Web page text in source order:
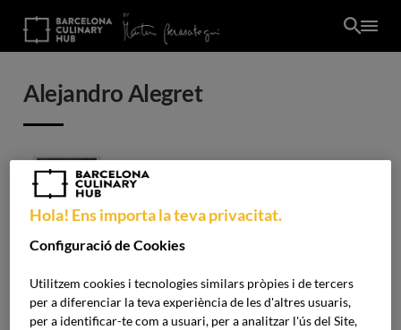
main
Alejandro Alegret
Imatge
d'estratègia
comercial i
distribució al sector
HORECA
Hola! Ens importa la teva privacitat.
Configuració de Cookies
Utilitzem cookies i tecnologies similars pròpies i de tercers
per a diferenciar la teva experiència de les d'altres usuaris,
per a identificar-te com a usuari, per a analitzar l'ús del Site,